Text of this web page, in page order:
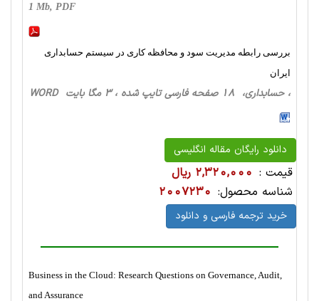
1 Mb, PDF
بررسی رابطه مدیریت سود و محافظه کاری در سیستم حسابداری
ایران
، حسابداری، 18 صفحه فارسی تایپ شده ، 3 مگا بایت WORD
دانلود رایگان مقاله انگلیسی
قیمت : 2,320,000 ریال
شناسه محصول: 2007230
خرید ترجمه فارسی و دانلود
Business in the Cloud: Research Questions on Governance, Audit,
and Assurance